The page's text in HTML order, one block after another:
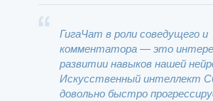
ГигаЧат в роли соведущего и
комментатора — это
развитии навыков нашей
Искусственный интеллект
довольно быстро